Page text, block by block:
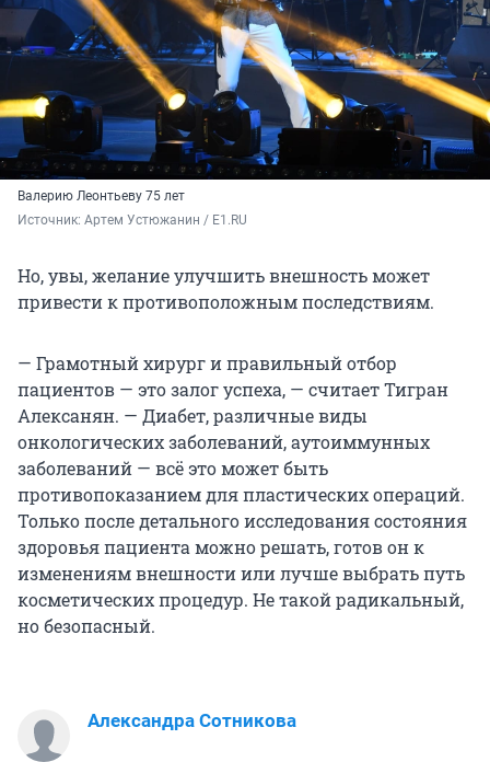
Валерию Леонтьеву 75 лет
Источник: Артем Устюжанин / E1.RU
Но, увы, желание улучшить внешность может
привести к противоположным последствиям.
— Грамотный хирург и правильный отбор
пациентов — это залог успеха, — считает Тигран
Алексанян. — Диабет, различные виды
онкологических заболеваний, аутоиммунных
заболеваний — всё это может быть
противопоказанием для пластических операций.
Только после детального исследования состояния
здоровья пациента можно решать, готов он к
изменениям внешности или лучше выбрать путь
косметических процедур. Не такой радикальный,
но безопасный.
Александра Сотникова